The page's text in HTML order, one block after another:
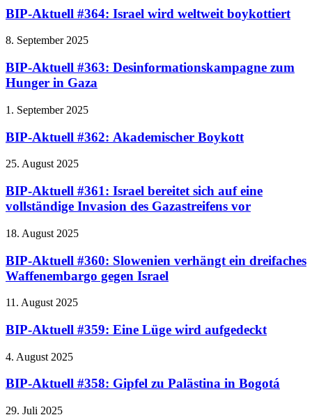
BIP-Aktuell #364: Israel wird weltweit boykottiert
8. September 2025
BIP-Aktuell #363: Desinformationskampagne zum
Hunger in Gaza
1. September 2025
BIP-Aktuell #362: Akademischer Boykott
25. August 2025
BIP-Aktuell #361: Israel bereitet sich auf eine
vollständige Invasion des Gazastreifens vor
18. August 2025
BIP-Aktuell #360: Slowenien verhängt ein dreifaches
Waffenembargo gegen Israel
11. August 2025
BIP-Aktuell #359: Eine Lüge wird aufgedeckt
4. August 2025
BIP-Aktuell #358: Gipfel zu Palästina in Bogotá
29. Juli 2025